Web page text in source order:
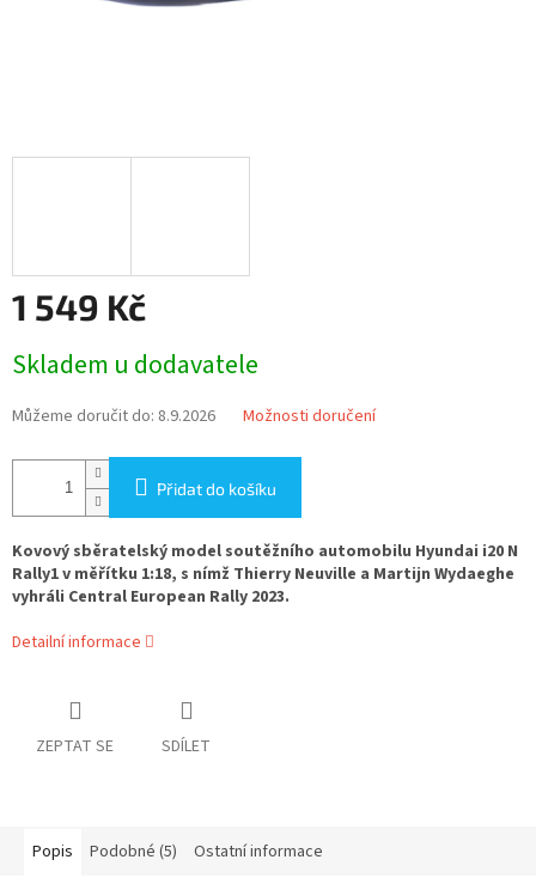
1 549 Kč
cena:
Skladem u dodavatele
Můžeme doručit do: 8.9.2026 Možnosti doručení
Přidat do košíku
Kovový sběratelský model soutěžního automobilu Hyundai i20 N
Rally1 v měřítku 1:18, s nímž Thierry Neuville a Martijn Wydaeghe
vyhráli Central European Rally 2023.
Detailní informace
ZEPTAT SE SDÍLET
Popis Podobné (5) Ostatní informace